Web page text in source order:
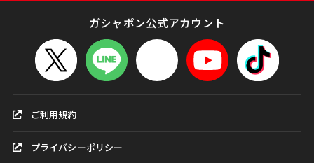
ガシャポン公式アカウント
ご利用規約
プライバシーポリシー